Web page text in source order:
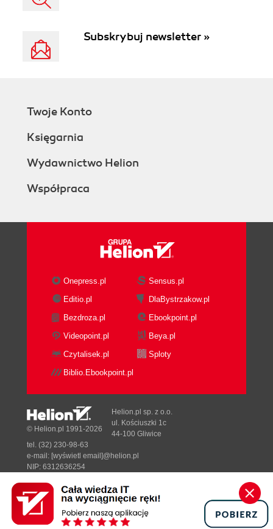
Subskrybuj newsletter »
Twoje Konto
Księgarnia
Wydawnictwo Helion
Współpraca
Onepress.pl
Sensus.pl
Editio.pl
DlaBystrzakow.pl
Bezdroza.pl
Ebookpoint.pl
Videopoint.pl
Beya.pl
Czytalisek.pl
Sploty
Biblio.Ebookpoint.pl
Designed with ♥ byTonik.pl
© Helion.pl 1991-2026
Helion.pl sp. z o.o.
ul. Kościuszki 1c
44-100 Gliwice
tel. (32) 230-98-63
e-mail: [wyświetl email]@helion.pl
NIP: 6312636254